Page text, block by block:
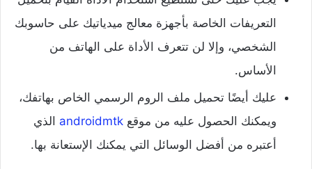
التعريفات الخاصة بأجهزة معالج ميدياتيك على حاسوبك
الشخصي، وإلا لن تتعرف الأداة على الهاتف من
الأساس.
عليك أيضًا تحميل ملف الروم الرسمي الخاص بهاتفك،
ويمكنك الحصول عليه من موقع androidmtk الذي
أعتبره من أفضل الوسائل التي يمكنك الإستعانة بها.